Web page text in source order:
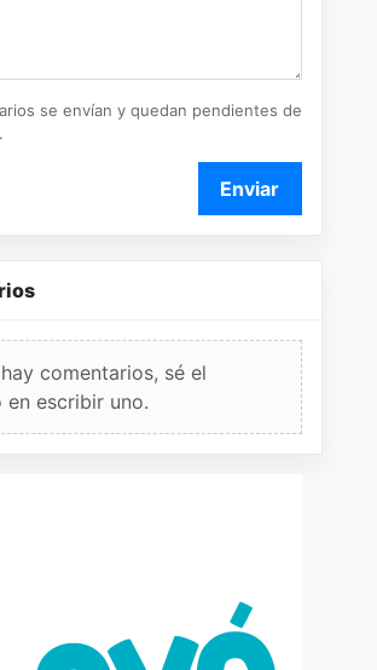
se envían y quedan pendientes de
Enviar
comentarios, sé el
en escribir uno.